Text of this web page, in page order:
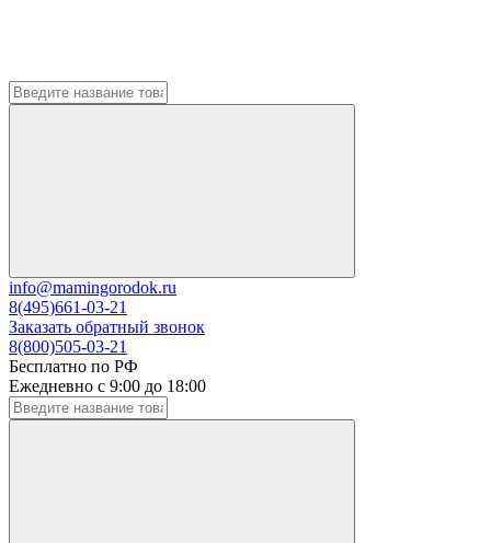
info@mamingorodok.ru
8(495)661-03-21
Заказать обратный звонок
8(800)505-03-21
Бесплатно по РФ
Ежедневно с 9:00 до 18:00